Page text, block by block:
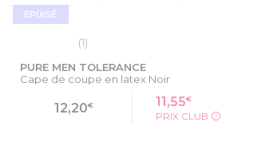
ÉPUISÉ
(1)
PURE MEN TOLERANCE
Cape de coupe en latex Noir
12,20€ 11,55€
PRIX CLUB ?